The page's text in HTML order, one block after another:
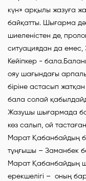
күн» арқылы жазуға
байқатты. Шығарма
шиеленістен де,
ситуациядан да емес,
Кейіпкер -
ояу шағындағы
біріне астасып
бала солай
Жазушы шығармада
көз салып, ой
Марат Қабанбайдың
тұңғышы – Заманбек
Марат Қабанбайдың
ерекшелігі – оның